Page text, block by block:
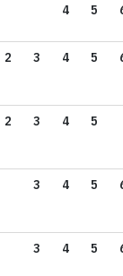
4 5
2 3 4 5
2 3 4 5
3 4 5
3 4 5